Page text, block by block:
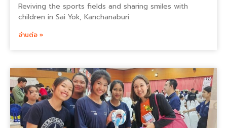
Reviving the sports fields and sharing smiles with
children in Sai Yok, Kanchanaburi
อ่านต่อ »